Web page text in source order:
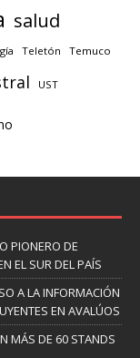
salud
Teletón Temuco
UST
PIONERO DE
EL SUR DEL PAÍS
A LA INFORMACIÓN
EN AVALÚOS
MÁS DE 60 STANDS